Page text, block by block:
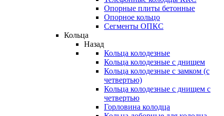
Опорные плиты бетонные
Опорное кольцо
Сегменты ОПКС
Кольца
Назад
Кольца колодезные
Кольца колодезные с днищем
Кольца колодезные с замком (с
четвертью)
Кольца колодезные с днищем с
четвертью
Горловина колодца